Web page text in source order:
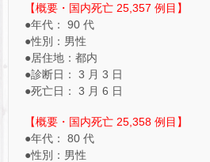
【概要・国内死亡 25,357 例目】
●年代： 90 代
●性別：男性
●居住地：都内
●診断日： 3 月 3 日
●死亡日： 3 月 6 日
【概要・国内死亡 25,358 例目】
●年代： 80 代
●性別：男性